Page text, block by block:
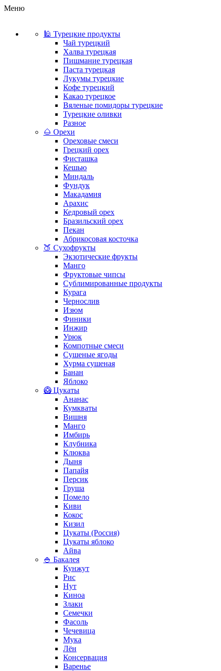
Меню
🕌 Турецкие продукты
Чай турецкий
Халва турецкая
Пишмание турецкая
Паста турецкая
Лукумы турецкие
Кофе турецкий
Какао турецкое
Вяленые помидоры турецкие
Турецкие оливки
Разное
🌰 Орехи
Ореховые смеси
Грецкий орех
Фисташка
Кешью
Миндаль
Фундук
Макадамия
Арахис
Кедровый орех
Бразильский орех
Пекан
Абрикосовая косточка
🍑 Сухофрукты
Экзотические фрукты
Манго
Фруктовые чипсы
Сублимированные продукты
Курага
Чернослив
Изюм
Финики
Инжир
Урюк
Компотные смеси
Сушеные ягоды
Хурма сушеная
Банан
Яблоко
🥝 Цукаты
Ананас
Кумкваты
Вишня
Манго
Имбирь
Клубника
Клюква
Дыня
Папайя
Персик
Груша
Помело
Киви
Кокос
Кизил
Цукаты (Россия)
Цукаты яблоко
Айва
🍚 Бакалея
Кунжут
Рис
Нут
Киноа
Злаки
Семечки
Фасоль
Чечевица
Мука
Лён
Консервация
Варенье